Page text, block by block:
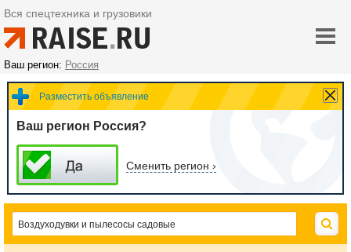
Вся спецтехника и грузовики
Ваш регион: Россия
Разместить объявление
Ваш регион Россия?
Сменить регион ›